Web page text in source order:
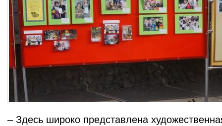
– Здесь широко представлена